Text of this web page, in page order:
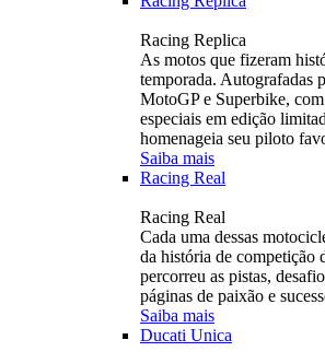
Racing Replica
As motos que fizeram
temporada. Autografadas
MotoGP e Superbike,
especiais em edição
homenageia seu piloto
Saiba mais
Racing Real
Racing Real
Cada uma dessas
da história de competição
percorreu as pistas,
páginas de paixão e
Saiba mais
Ducati Unica